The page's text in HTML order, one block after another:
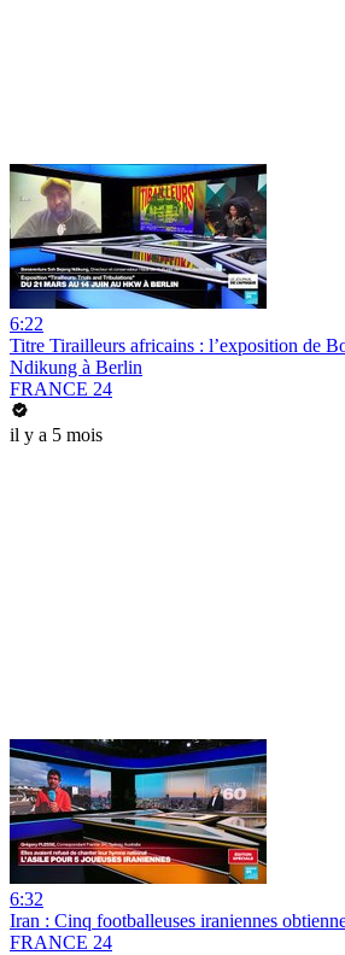
6:22
Titre Tirailleurs africains : l’exposition de
Ndikung à Berlin
FRANCE 24
il y a 5 mois
6:32
Iran : Cinq footballeuses iraniennes
FRANCE 24